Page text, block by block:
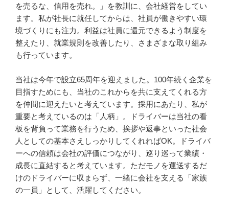
を売るな、信用を売れ。」を教訓に、会社経営をしてい
ます。私が社長に就任してからは、社員が働きやすい環
境づくりにも注力。利益は社員に還元できるよう制度を
整えたり、就業規則を改善したり、さまざまな取り組み
も行っています。
当社は今年で設立65周年を迎えました。100年続く企業を
目指すためにも、当社のこれからを共に支えてくれる方
を仲間に迎えたいと考えています。採用にあたり、私が
重要と考えているのは「人柄」。ドライバーは当社の看
板を背負って業務を行うため、挨拶や返事といった社会
人としての基本さえしっかりしてくれればOK。ドライバ
ーへの信頼は会社の評価につながり、巡り巡って業績・
成長に直結すると考えています。ただモノを運送するだ
けのドライバーに収まらず、一緒に会社を支える「家族
の一員」として、活躍してください。